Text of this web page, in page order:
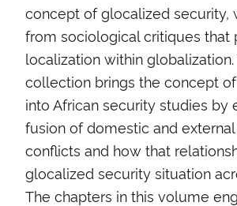
concept of glocalized security,
from sociological critiques that
localization within
collection brings the concept
into African security studies by
fusion of domestic and
conflicts and how that
glocalized security situation
The chapters in this volume